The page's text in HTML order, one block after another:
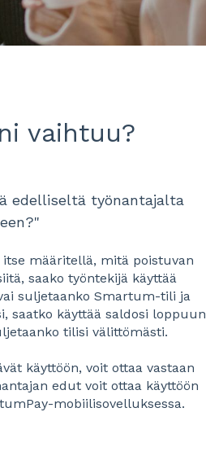
vaihtuu?
edelliseltä työnantajalta
määritellä, mitä poistuvan
saako työntekijä käyttää
suljetaanko Smartum-tili ja
saatko käyttää saldosi loppuun
tilisi välittömästi.
käyttöön, voit ottaa vastaan
edut voit ottaa käyttöön
mobiilisovelluksessa.